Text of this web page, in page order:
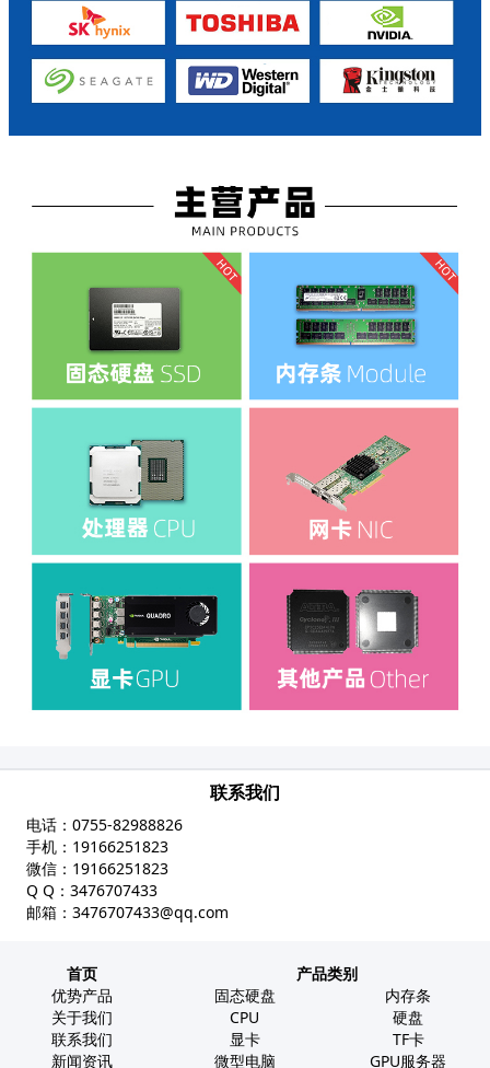
联系我们
电话： 0755-82988826
手机： 19166251823
微信： 19166251823
Q Q： 3476707433
邮箱： 3476707433@qq.com
首页
优势产品
关于我们
联系我们
新闻资讯
产品类别
固态硬盘
内存条
CPU
硬盘
显卡
TF卡
微型电脑
GPU服务器